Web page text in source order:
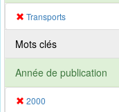
Transports
Mots clés
Année de publication
2000